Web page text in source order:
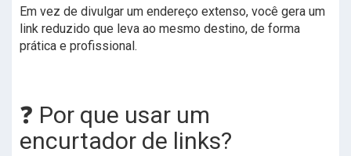
Em vez de divulgar um endereço extenso, você gera um
link reduzido que leva ao mesmo destino, de forma
prática e profissional.
❓ Por que usar um
encurtador de links?